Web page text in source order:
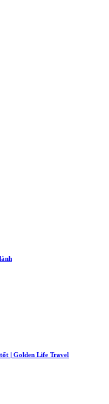
| Golden Life Travel